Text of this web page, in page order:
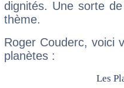
dignités. Une sorte
thème.
Roger Couderc, voici
planètes :